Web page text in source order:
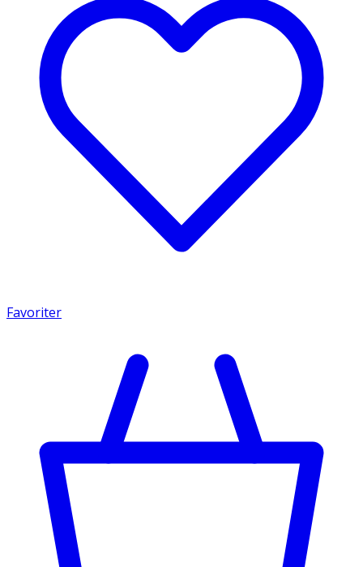
Favoriter